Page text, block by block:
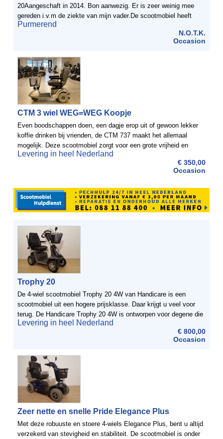
20Aangeschaft in 2014. Bon aanwezig. Er is zeer weinig mee
gereden i.v.m de ziekte van mijn vader.De scootmobiel heeft
meerdere opties zoals een draaibare zitting en in hoogte ...
Purmerend
N.O.T.K.
Occasion
CTM 3 wiel WEG=WEG Koopje
Even boodschappen doen, een dagje erop uit of gewoon lekker
koffie drinken bij vrienden, de CTM 737 maakt het allemaal
mogelijk. Deze scootmobiel zorgt voor een grote vrijheid en
mobiliteit. De bediening van de CTM 737 is eenvoudig ...
Levering in heel Nederland
€ 350,00
Occasion
Trophy 20
De 4-wiel scootmobiel Trophy 20 4W van Handicare is een
scootmobiel uit een hogere prijsklasse. Daar krijgt u veel voor
terug. De Handicare Trophy 20 4W is ontworpen voor degene die
meer verwacht van een scootmobiel. Dit model geeft ...
Levering in heel Nederland
€ 800,00
Occasion
Zeer nette en snelle Pride Elegance Plus
Met deze robuuste en stoere 4-wiels Elegance Plus, bent u altijd
verzekerd van stevigheid en stabiliteit. De scootmobiel is onder